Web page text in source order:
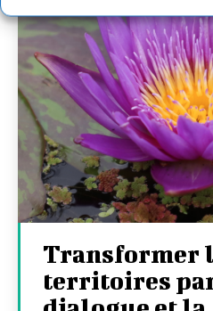
Transformer
territoires